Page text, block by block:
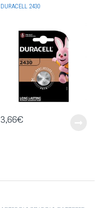
ACUSTICHE,BATTERIE
DURACELL
DURACELL 2430
3,66€